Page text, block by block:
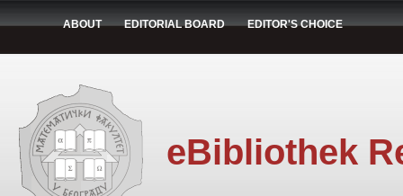
ABOUT EDITORIAL BOARD EDITOR'S CHOICE
eBibliothek